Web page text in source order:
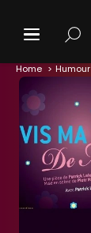
Home Humour